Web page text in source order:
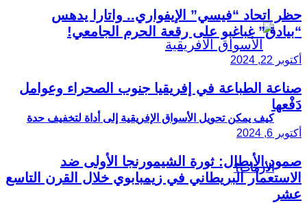
كيف يمكن تحويل الأسواق الإفريقية إلى أداة لتخفيف حدة
الأزمات؟
حظر اتحاد “فيسي” الإيفواري.. واتارا يدهس
“بيادق” غباغبو على رقعة الحرم الجامعي!
أكتوبر 22, 2024
صناعة الطباعة في إفريقيا جنوب الصحراء وعوامل
دَفْعها
أكتوبر 6, 2024
صمود الأبطال: ثورة الشيمورنجا الأولى ضد
الاستعمار البريطاني في زيمبابوي خلال القرن التاسع
عشر